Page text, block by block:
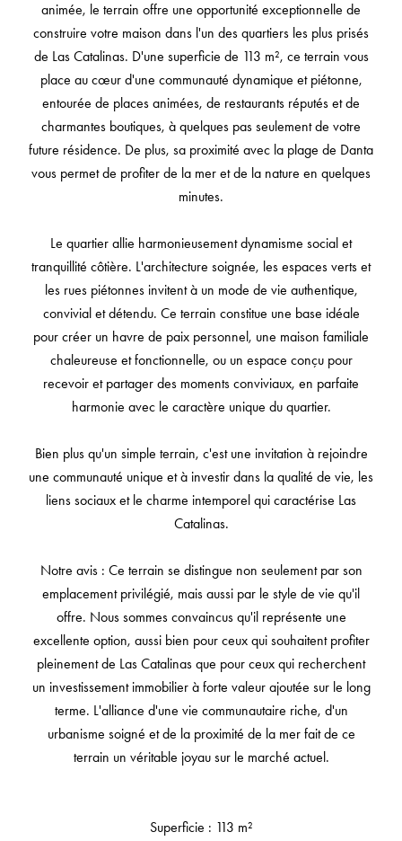
animée, le terrain offre une opportunité exceptionnelle de
construire votre maison dans l'un des quartiers les plus prisés
de Las Catalinas. D'une superficie de 113 m², ce terrain vous
place au cœur d'une communauté dynamique et piétonne,
entourée de places animées, de restaurants réputés et de
charmantes boutiques, à quelques pas seulement de votre
future résidence. De plus, sa proximité avec la plage de Danta
vous permet de profiter de la mer et de la nature en quelques
minutes.
Le quartier allie harmonieusement dynamisme social et
tranquillité côtière. L'architecture soignée, les espaces verts et
les rues piétonnes invitent à un mode de vie authentique,
convivial et détendu. Ce terrain constitue une base idéale
pour créer un havre de paix personnel, une maison familiale
chaleureuse et fonctionnelle, ou un espace conçu pour
recevoir et partager des moments conviviaux, en parfaite
harmonie avec le caractère unique du quartier.
Bien plus qu'un simple terrain, c'est une invitation à rejoindre
une communauté unique et à investir dans la qualité de vie, les
liens sociaux et le charme intemporel qui caractérise Las
Catalinas.
Notre avis : Ce terrain se distingue non seulement par son
emplacement privilégié, mais aussi par le style de vie qu'il
offre. Nous sommes convaincus qu'il représente une
excellente option, aussi bien pour ceux qui souhaitent profiter
pleinement de Las Catalinas que pour ceux qui recherchent
un investissement immobilier à forte valeur ajoutée sur le long
terme. L'alliance d'une vie communautaire riche, d'un
urbanisme soigné et de la proximité de la mer fait de ce
terrain un véritable joyau sur le marché actuel.
Superficie : 113 m²